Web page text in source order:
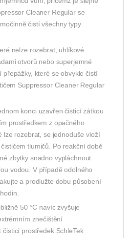
Cleaner Regular se
čistí všechny typy
nelze rozebrat, uhlíkové
otvorů nebo superjemné
přepážky, které se obvykle čistí
Suppressor Cleaner Regular
konci uzavřen čisticí zátkou
prostředkem z opačného
lze rozebrat, se jednoduše vloží
tlumičů. Po reakční době
zbytky snadno vypláchnout
vodou. V případě odolného
a prodlužte dobu působení
50 °C navíc zvyšuje
znečištění
prostředek SchleTek